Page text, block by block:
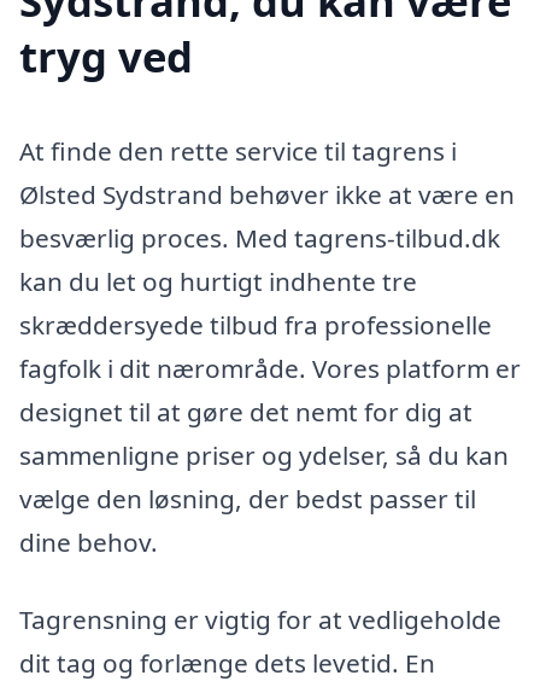
tryg ved
At finde den rette service til tagrens i
Ølsted Sydstrand behøver ikke at være en
besværlig proces. Med tagrens-tilbud.dk
kan du let og hurtigt indhente tre
skræddersyede tilbud fra professionelle
fagfolk i dit nærområde. Vores platform er
designet til at gøre det nemt for dig at
sammenligne priser og ydelser, så du kan
vælge den løsning, der bedst passer til
dine behov.
Tagrensning er vigtig for at vedligeholde
dit tag og forlænge dets levetid. En